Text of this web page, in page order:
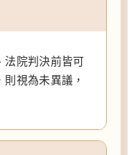
法院判決前皆可
視為未異議，